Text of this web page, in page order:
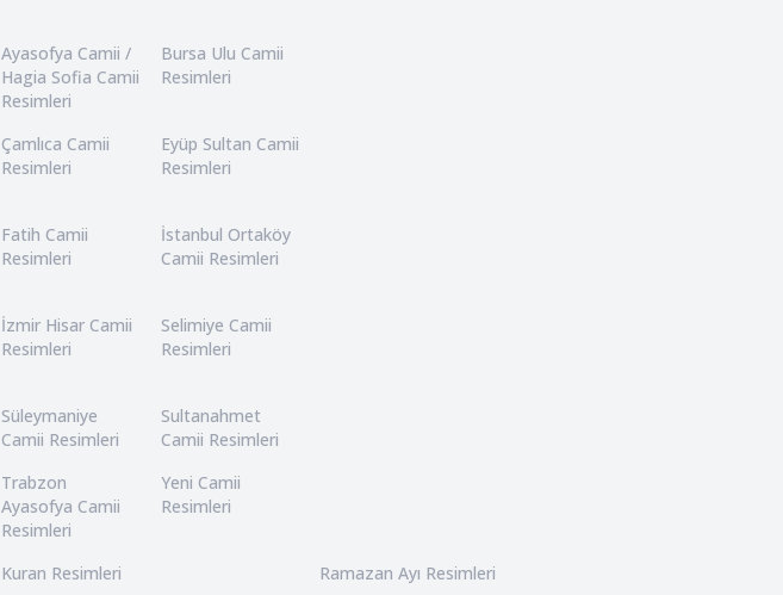
Ayasofya Camii /
Hagia Sofia Camii
Resimleri
Bursa Ulu Camii
Resimleri
Çamlıca Camii
Resimleri
Eyüp Sultan Camii
Resimleri
Fatih Camii
Resimleri
İstanbul Ortaköy
Camii Resimleri
İzmir Hisar Camii
Resimleri
Selimiye Camii
Resimleri
Süleymaniye
Camii Resimleri
Sultanahmet
Camii Resimleri
Trabzon
Ayasofya Camii
Resimleri
Yeni Camii
Resimleri
Kuran Resimleri
Ramazan Ayı Resimleri